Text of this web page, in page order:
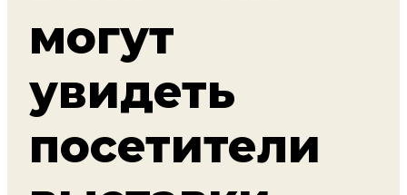
могут
увидеть
посетители